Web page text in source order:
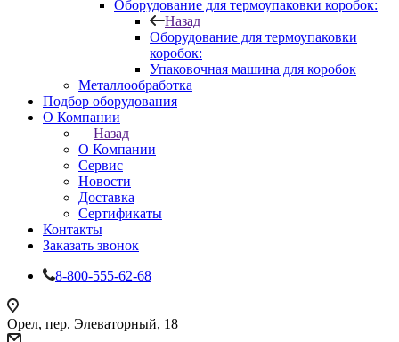
Оборудование для термоупаковки коробок:
Назад
Оборудование для термоупаковки
коробок:
Упаковочная машина для коробок
Металлообработка
Подбор оборудования
О Компании
Назад
О Компании
Сервис
Новости
Доставка
Сертификаты
Контакты
Заказать звонок
8-800-555-62-68
Орел, пер. Элеваторный, 18